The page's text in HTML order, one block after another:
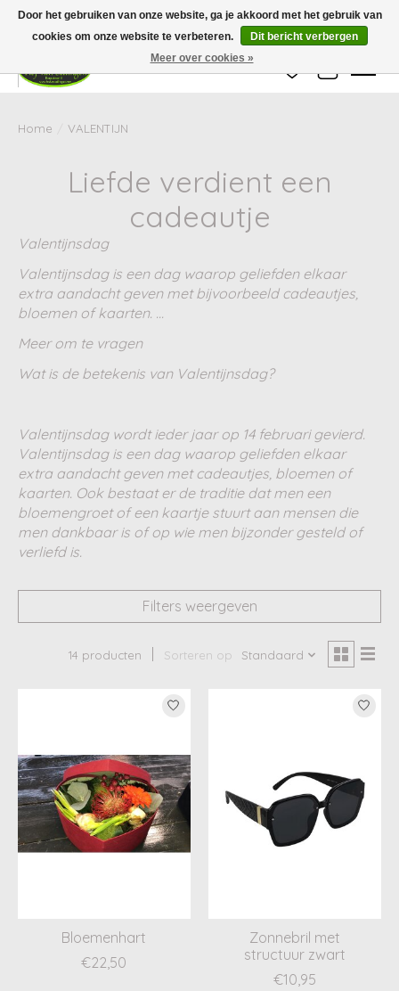
Wij zijn gesloten van 24 december tot en met 25 januari. Houd er rekening mee
dat de levertijd van uw bestelling in deze periode langer kan zijn dan
gebruikelijk.
Verlanglijst
Home VALENTIJN
Liefde verdient een
cadeautje
Valentijnsdag
Valentijnsdag is een dag waarop geliefden elkaar
extra aandacht geven met bijvoorbeeld cadeautjes,
bloemen of kaarten. ...
Meer om te vragen
Wat is de betekenis van Valentijnsdag?
Valentijnsdag wordt ieder jaar op 14 februari gevierd.
Valentijnsdag is een dag waarop geliefden elkaar
extra aandacht geven met cadeautjes, bloemen of
kaarten. Ook bestaat er de traditie dat men een
bloemengroet of een kaartje stuurt aan mensen die
men dankbaar is of op wie men bijzonder gesteld of
verliefd is.
Filters weergeven
14 producten Sorteren op Standaard
Bloemenhart
€22,50
Zonnebril met
structuur zwart
€10,95
Door het gebruiken van onze website, ga je akkoord met het gebruik van
cookies om onze website te verbeteren.
Dit bericht verbergen
Meer over cookies »